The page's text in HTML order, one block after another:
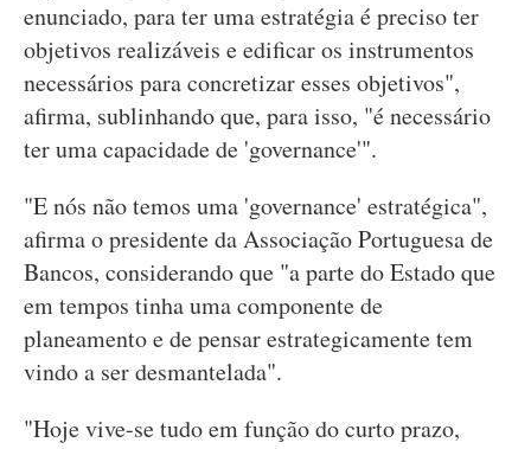
enunciado, para ter uma estratégia é preciso ter
objetivos realizáveis e edificar os instrumentos
necessários para concretizar esses objetivos",
afirma, sublinhando que, para isso, "é necessário
ter uma capacidade de 'governance'".
"E nós não temos uma 'governance' estratégica",
afirma o presidente da Associação Portuguesa de
Bancos, considerando que "a parte do Estado que
em tempos tinha uma componente de
planeamento e de pensar estrategicamente tem
vindo a ser desmantelada".
"Hoje vive-se tudo em função do curto prazo,